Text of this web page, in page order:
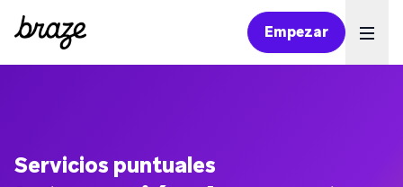
Empezar
Servicios puntuales